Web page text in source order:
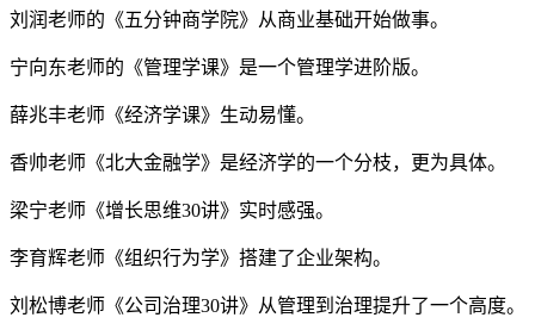
刘润老师的《五分钟商学院》从商业基础开始做事。
宁向东老师的《管理学课》是一个管理学进阶版。
薛兆丰老师《经济学课》生动易懂。
香帅老师《北大金融学》是经济学的一个分枝，更为具体。
梁宁老师《增长思维30讲》实时感强。
李育辉老师《组织行为学》搭建了企业架构。
刘松博老师《公司治理30讲》从管理到治理提升了一个高度。